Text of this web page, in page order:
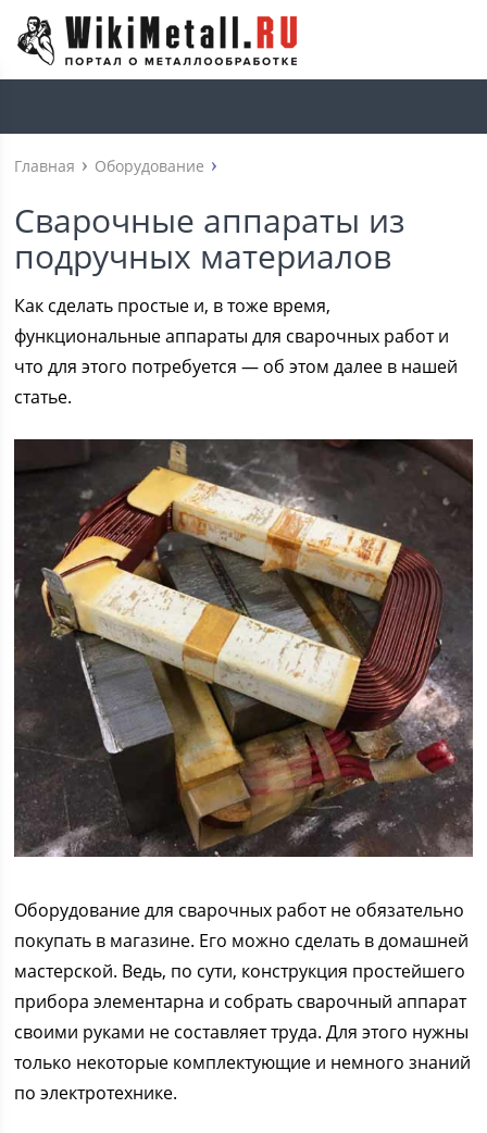
Главная Оборудование
Сварочные аппараты из
подручных материалов
Как сделать простые и, в тоже время,
функциональные аппараты для сварочных работ и
что для этого потребуется — об этом далее в нашей
статье.
Оборудование для сварочных работ не обязательно
покупать в магазине. Его можно сделать в домашней
мастерской. Ведь, по сути, конструкция простейшего
прибора элементарна и собрать сварочный аппарат
своими руками не составляет труда. Для этого нужны
только некоторые комплектующие и немного знаний
по электротехнике.